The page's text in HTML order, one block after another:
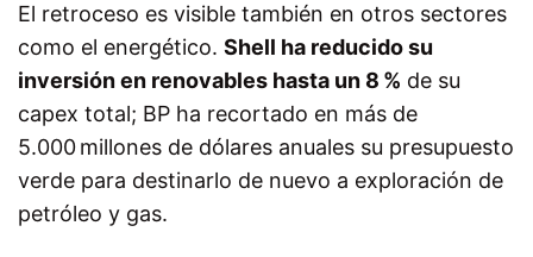
El retroceso es visible también en otros sectores
como el energético. Shell ha reducido su
inversión en renovables hasta un 8 % de su
capex total; BP ha recortado en más de
5.000 millones de dólares anuales su presupuesto
verde para destinarlo de nuevo a exploración de
petróleo y gas.